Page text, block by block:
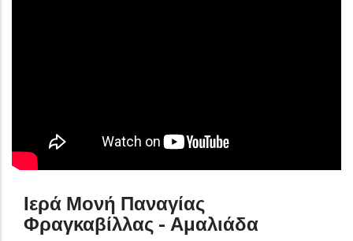
Ιερά Μονή Παναγίας
Φραγκαβίλλας - Αμαλιάδα